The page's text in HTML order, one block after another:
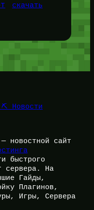
скачать
⛏️ Новости
— новостной сайт
быстрого
сервера. На
Гайды,
Плагинов,
Игры, Сервера